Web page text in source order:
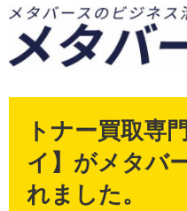
トナー買取専
イ】がメタバ
れました。